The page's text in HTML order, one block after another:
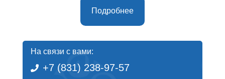
Подробнее
На связи с вами:
+7 (831) 238-97-57